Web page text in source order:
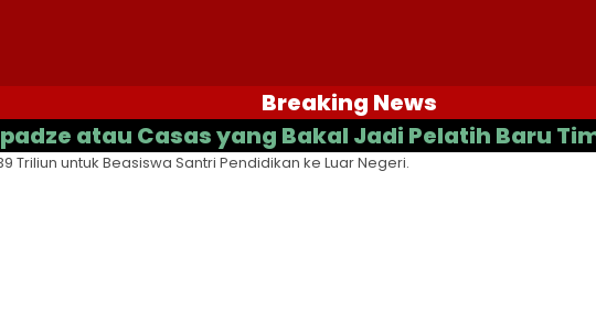
Breaking News
atau Casas yang Bakal Jadi Pelatih Baru Timnas
Triliun untuk Beasiswa Santri Pendidikan ke Luar Negeri.